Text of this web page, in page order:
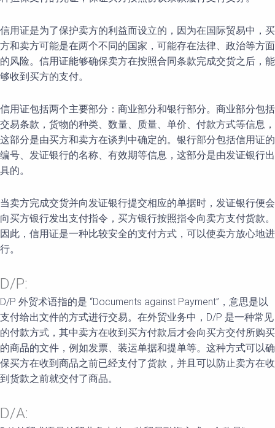
信用证是为了保护卖方的利益而设立的，因为在国际贸易中，买
方和卖方可能是在两个不同的国家，可能存在法律、政治等方面
的风险。信用证能够确保卖方在按照合同条款完成交货之后，能
够收到买方的支付。
信用证包括两个主要部分：商业部分和银行部分。商业部分包括
交易条款，货物的种类、数量、质量、单价、付款方式等信息，
这部分是由买方和卖方在谈判中确定的。银行部分包括信用证的
编号、发证银行的名称、有效期等信息，这部分是由发证银行出
具的。
当卖方完成交货并向发证银行提交相应的单据时，发证银行便会
向买方银行发出支付指令，买方银行按照指令向卖方支付货款。
因此，信用证是一种比较安全的支付方式，可以使卖方放心地进
行。
D/P:
D/P 外贸术语指的是 “Documents against Payment”，意思是以
支付给出文件的方式进行交易。在外贸业务中，D/P 是一种常见
的付款方式，其中卖方在收到买方付款后才会向买方交付所购买
的商品的文件，例如发票、装运单据和提单等。这种方式可以确
保买方在收到商品之前已经支付了货款，并且可以防止卖方在收
到货款之前就交付了商品。
D/A: